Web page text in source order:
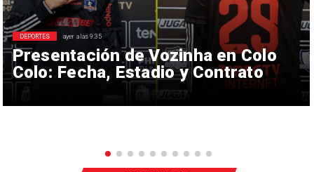
Presentación de Vozinha en Colo
Colo: Fecha, Estadio y Contrato
DEPORTES ayer a las 9:35